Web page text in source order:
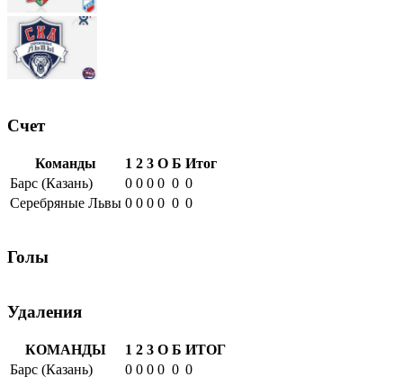
Счет
Команды 1 2 3 О Б Итог
Барс (Казань)
0 0 0 0 0 0
Серебряные Львы 0 0 0 0 0 0
Голы
Удаления
КОМАНДЫ 1 2 3 О Б ИТОГ
Барс (Казань)
0 0 0 0 0 0